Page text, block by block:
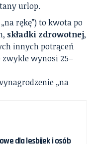
urlop.
rękę”) to kwota po
składki zdrowotnej,
innych potrąceń
wynosi 25–
„na
dla lesbijek i osób